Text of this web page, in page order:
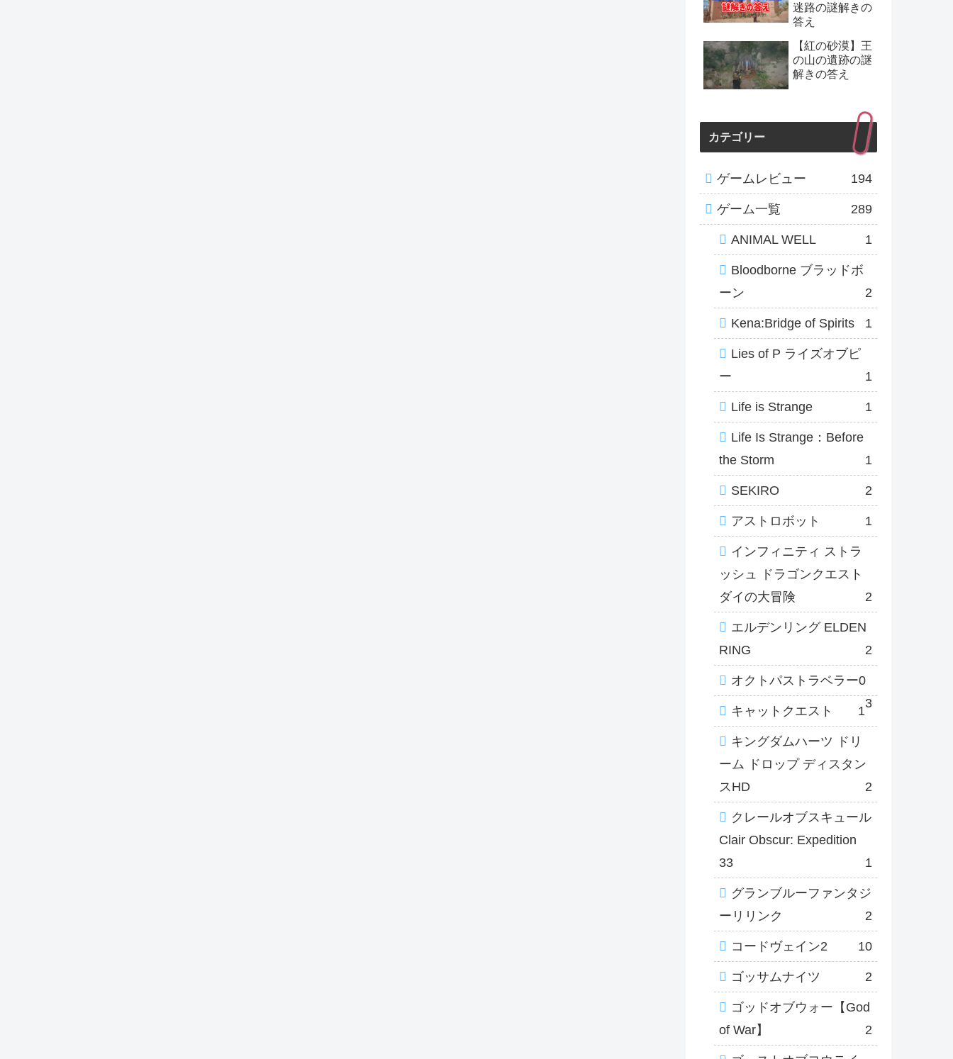
迷路の謎解きの
答え
【紅の砂漠】王
の山の遺跡の謎
解きの答え
カテゴリー
ゲームレビュー 194
ゲーム一覧 289
ANIMAL WELL 1
Bloodborne ブラッドボ
ーン
2
Kena:Bridge of Spirits 1
Lies of P ライズオブピ
ー
1
Life is Strange 1
Life Is Strange：Before
the Storm
1
SEKIRO 2
アストロボット 1
インフィニティ ストラ
ッシュ ドラゴンクエスト
ダイの大冒険
2
エルデンリング ELDEN
RING
2
オクトパストラベラー0
3
キャットクエスト 1
キングダムハーツ ドリ
ーム ドロップ ディスタン
スHD
2
クレールオブスキュール
Clair Obscur: Expedition
33
1
グランブルーファンタジ
ーリリンク
2
コードヴェイン2 10
ゴッサムナイツ 2
ゴッドオブウォー【God
of War】
2